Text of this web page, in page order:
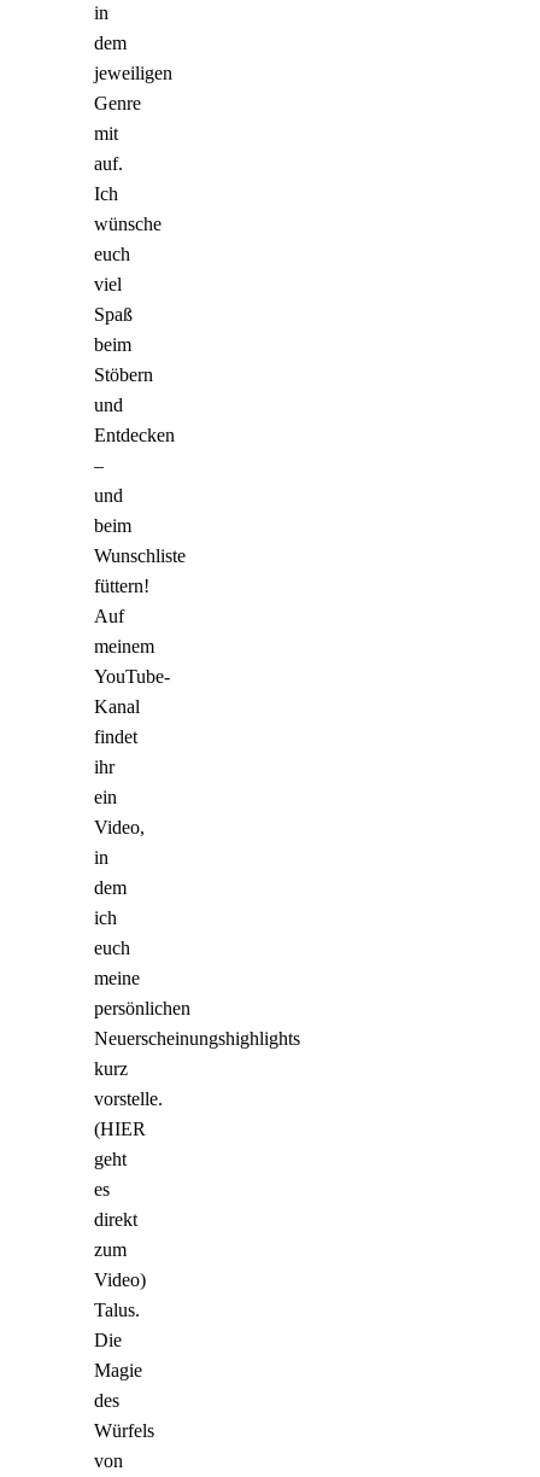
in
dem
jeweiligen
Genre
mit
auf.
Ich
wünsche
euch
viel
Spaß
beim
Stöbern
und
Entdecken
–
und
beim
Wunschliste
füttern!
Auf
meinem
YouTube-
Kanal
findet
ihr
ein
Video,
in
dem
ich
euch
meine
persönlichen
Neuerscheinungshighlights
kurz
vorstelle.
(HIER
geht
es
direkt
zum
Video)
Talus.
Die
Magie
des
Würfels
von